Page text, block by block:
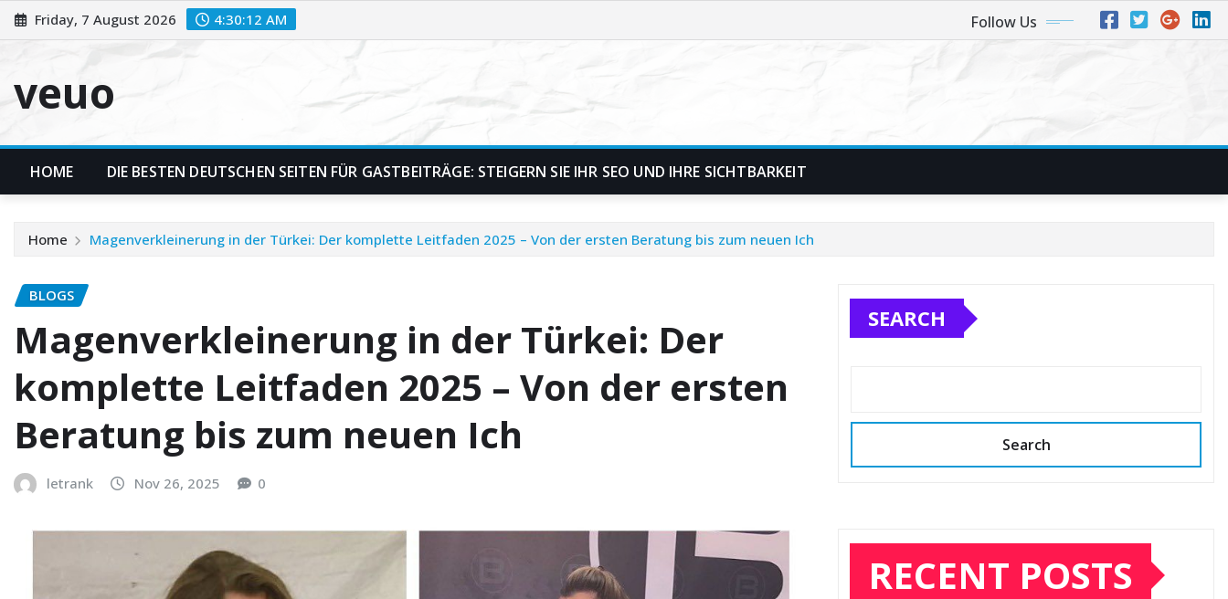
Skip
to
Friday, 7 August 2026 4:30:13 AM Follow Us
veuo
HOME DIE BESTEN DEUTSCHEN SEITEN FÜR GASTBEITRÄGE: STEIGERN SIE IHR SEO UND IHRE SICHTBARKEIT
Home Magenverkleinerung in der Türkei: Der komplette Leitfaden 2025 – Von der ersten Beratung bis zum neuen Ich
BLOGS
Magenverkleinerung in der Türkei: Der
komplette Leitfaden 2025 – Von der ersten
Beratung bis zum neuen Ich
letrank Nov 26, 2025 0
SEARCH
Search
RECENT POSTS